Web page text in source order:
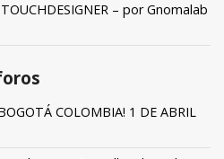
– por Gnomalab
COLOMBIA! 1 DE ABRIL